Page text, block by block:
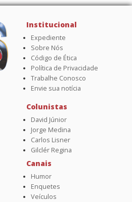
Institucional
Expediente
Sobre Nós
Código de Ética
Política de Privacidade
Trabalhe Conosco
Envie sua notícia
Colunistas
David Júnior
Jorge Medina
Carlos Lisner
Gilclér Regina
Canais
Humor
Enquetes
Veículos